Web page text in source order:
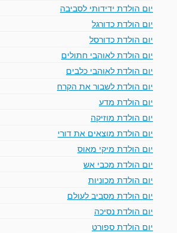
יום הולדת ידידותי לסביבה
יום הולדת כדורגל
יום הולדת כדורסל
יום הולדת לאוהבי חתולים
יום הולדת לאוהבי כלבים
יום הולדת לשבור את הקרח
יום הולדת מדע
יום הולדת מוזיקה
יום הולדת מוצאים את דורי
יום הולדת מיקי מאוס
יום הולדת מכבי אש
יום הולדת מכוניות
יום הולדת מסביב לעולם
יום הולדת נסיכה
יום הולדת ספורט